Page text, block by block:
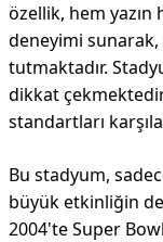
özellik, hem yazın
deneyimi
tutmaktadır.
dikkat
standartları
Bu stadyum,
büyük etkinliğin
2004'te Super